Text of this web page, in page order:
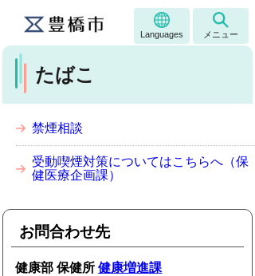
Languages メニュー
たばこ
禁煙相談
受動喫煙対策についてはこちらへ（保
健医療企画課）
お問合わせ先
健康部 保健所健康増進課